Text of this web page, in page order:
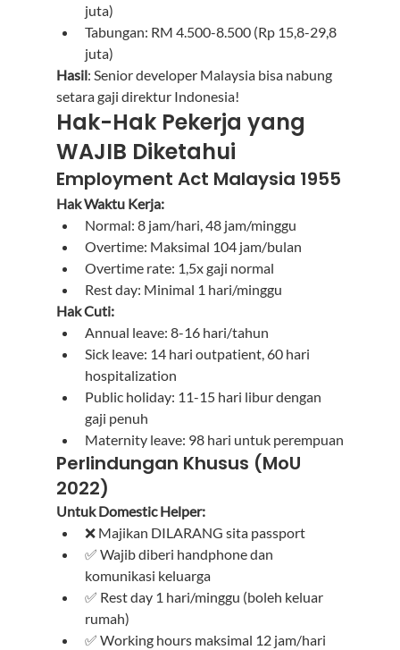
juta)
Tabungan: RM 4.500-8.500 (Rp 15,8-29,8
juta)
Hasil: Senior developer Malaysia bisa nabung
setara gaji direktur Indonesia!
Hak-Hak Pekerja yang
WAJIB Diketahui
Employment Act Malaysia 1955
Hak Waktu Kerja:
Normal: 8 jam/hari, 48 jam/minggu
Overtime: Maksimal 104 jam/bulan
Overtime rate: 1,5x gaji normal
Rest day: Minimal 1 hari/minggu
Hak Cuti:
Annual leave: 8-16 hari/tahun
Sick leave: 14 hari outpatient, 60 hari
hospitalization
Public holiday: 11-15 hari libur dengan
gaji penuh
Maternity leave: 98 hari untuk perempuan
Perlindungan Khusus (MoU
2022)
Untuk Domestic Helper:
❌ Majikan DILARANG sita passport
✅ Wajib diberi handphone dan
komunikasi keluarga
✅ Rest day 1 hari/minggu (boleh keluar
rumah)
✅ Working hours maksimal 12 jam/hari